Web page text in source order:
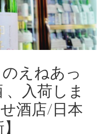
えねあっ
入荷しま
酒店/日本